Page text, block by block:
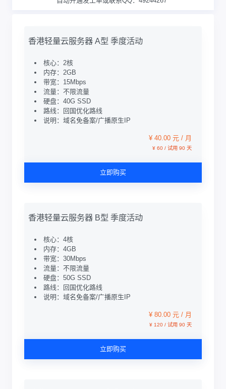
香港轻量云服务器 A型 季度活动
核心：2核
内存：2GB
带宽：15Mbps
流量：不限流量
硬盘：40G SSD
路线：回国优化路线
说明：域名免备案/广播原生IP
¥ 40.00 元 / 月
¥ 60 / 试用 90 天
立即购买
香港轻量云服务器 B型 季度活动
核心：4核
内存：4GB
带宽：30Mbps
流量：不限流量
硬盘：50G SSD
路线：回国优化路线
说明：域名免备案/广播原生IP
¥ 80.00 元 / 月
¥ 120 / 试用 90 天
立即购买